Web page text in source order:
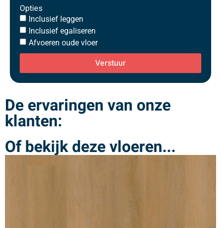
Opties
Inclusief leggen
Inclusief egaliseren
Afvoeren oude vloer
Verstuur
De ervaringen van onze
klanten:
Of bekijk deze vloeren...